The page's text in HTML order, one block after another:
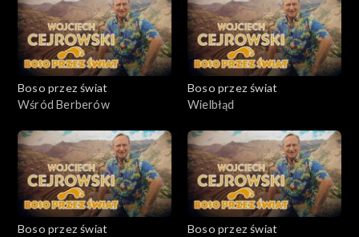
Boso przez świat
Wśród Berberów
Boso przez świat
Wielbłąd
Boso przez świat
Boso przez świat